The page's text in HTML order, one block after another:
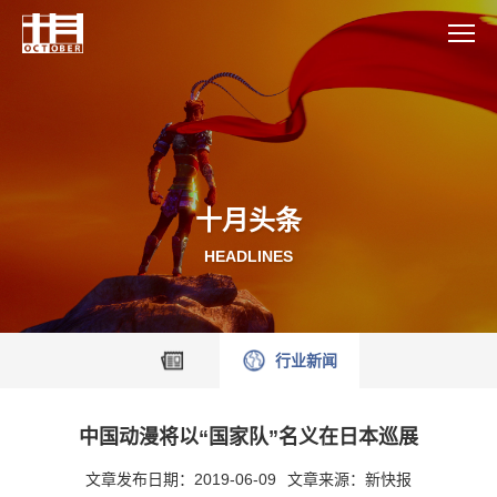
十月头条
HEADLINES
行业新闻
中国动漫将以“国家队”名义在日本巡展
文章发布日期：2019-06-09 文章来源：新快报